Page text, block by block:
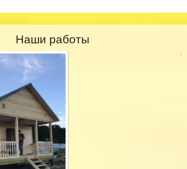
Наши работы